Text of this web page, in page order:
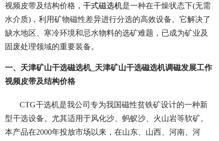
视频皮带及结构价格， 干式磁选机是一种在干燥状态下(无需
水介质)，利用矿物磁性差异进行分选的高效设备。它解决了
缺水地区、寒冷环境和忌水物料的选矿难题，已成为矿业及
固废处理领域的重要装备。
一、天津矿山干选磁选机_天津矿山干选磁选机调磁发展工作
视频皮带及结构价格
CTG干选机是我公司专为我国磁性贫铁矿设计的一种新
型干选设备。尤其适用于风化沙、蚂蚁沙、火山岩等软矿。
本产品在2000年投放市场以来，在山东、山西、河南、河